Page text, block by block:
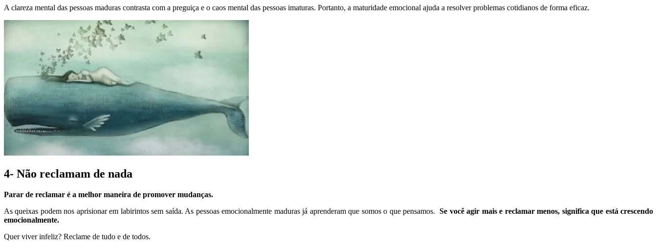
A clareza mental das pessoas maduras contrasta com a preguiça e o caos mental das pessoas imaturas. Portanto, a maturidade emocional ajuda a resolver problemas cotidianos de forma eficaz.
4- Não reclamam de nada
Parar de reclamar é a melhor maneira de promover mudanças.
As queixas podem nos aprisionar em labirintos sem saída. As pessoas emocionalmente maduras já aprenderam que somos o que pensamos.Se você agir mais e reclamar menos, significa que está crescendo
emocionalmente.
Quer viver infeliz? Reclame de tudo e de todos.